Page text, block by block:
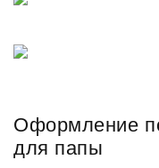
Оформление
для папы